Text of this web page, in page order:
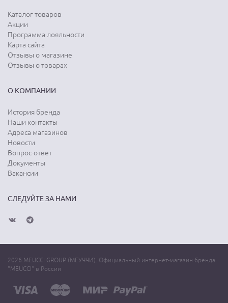
Каталог товаров
Акции
Программа лояльности
Карта сайта
Отзывы о магазине
Отзывы о товарах
О КОМПАНИИ
История бренда
Наши контакты
Адреса магазинов
Новости
Вопрос-ответ
Документы
Вакансии
СЛЕДУЙТЕ ЗА НАМИ
2026 MEUCCI GROUP (МЕУЧЧИ). Официальный интернет-магазин бренда
"MEUCCI" в России